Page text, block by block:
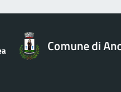
Comune di